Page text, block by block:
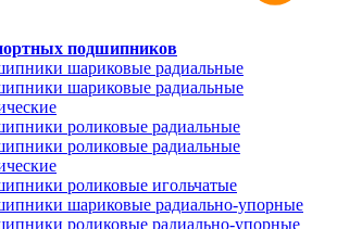
подшипников
шариковые радиальные
шариковые радиальные
роликовые радиальные
роликовые радиальные
роликовые игольчатые
шариковые радиально-упорные
роликовые радиально-упорные